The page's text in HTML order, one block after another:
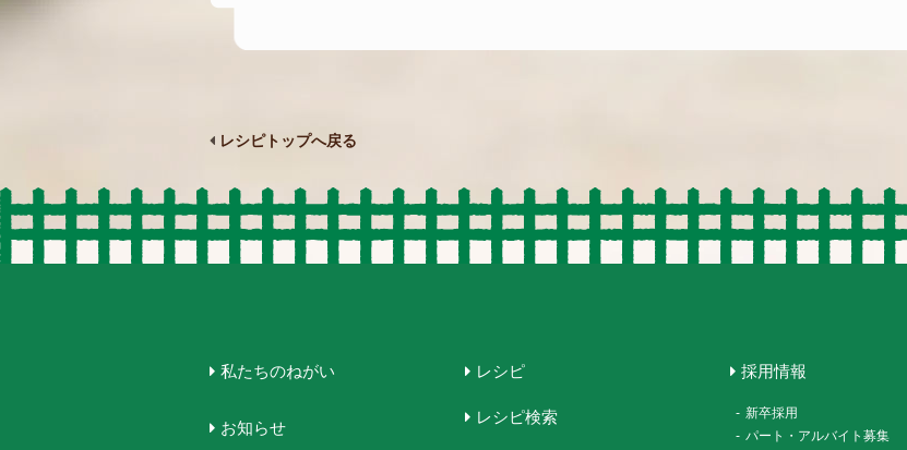
レシピトップへ戻る
私たちのねがい
お知らせ
レシピ
レシピ検索
採用情報
- 新卒採用
- パート・アルバイト募集